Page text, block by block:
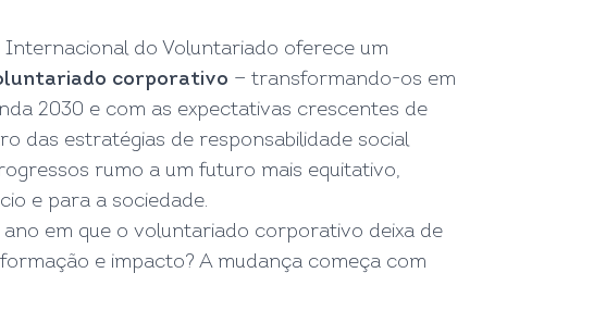
Internacional do Voluntariado oferece um
corporativo — transformando-os em
2030 e com as expectativas crescentes de
das estratégias de responsabilidade social
rumo a um futuro mais equitativo,
e para a sociedade.
em que o voluntariado corporativo deixa de
e impacto? A mudança começa com